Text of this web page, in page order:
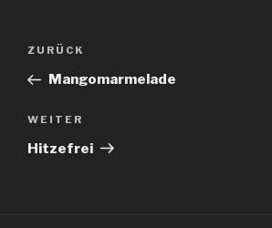
Beitragsnavigation
Vorheriger
Beitrag
ZURÜCK
Mangomarmelade
Nächster
Beitrag
WEITER
Hitzefrei